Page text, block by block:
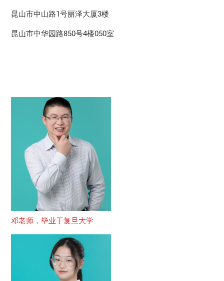
昆山市中山路1号丽泽大厦3楼
昆山市中华园路850号4楼050室
邓老师，毕业于复旦大学